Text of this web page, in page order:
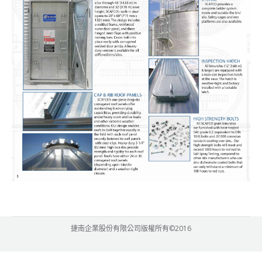
捷南企業股份有限公司版權所有©2016